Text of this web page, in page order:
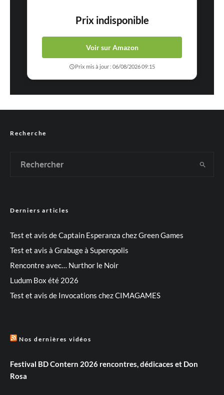
Prix indisponible
Voir sur Amazon
Prix mis à jour : 06/08/2026 09:15
Recherche
Derniers articles
Test et avis de Captain Esperanza chez Green Games
Test et avis à Grabuge à Superopolis
Rencontre avec… Nurthor le Noir
Ludum Box été 2026
Test et avis de Invocations chez CIMAGAMES
Nos dernières vidéos
Festival BD Contern 2026 rencontres, dédicaces et Don
Rosa